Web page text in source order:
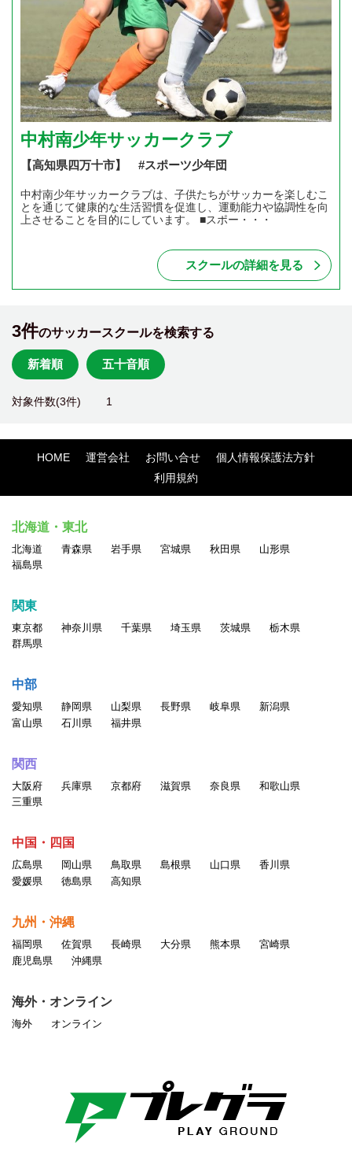
中村南少年サッカークラブ
【高知県四万十市】 #スポーツ少年団
中村南少年サッカークラブは、子供たちがサッカーを楽しむこ
とを通じて健康的な生活習慣を促進し、運動能力や協調性を向
上させることを目的にしています。 ■スポー・・・
スクールの詳細を見る
3件のサッカースクールを検索する
新着順 五十音順
対象件数(3件) 1
HOME 運営会社 お問い合せ
個人情報保護法方針
利用規約
北海道・東北
北海道 青森県 岩手県 宮城県 秋田県
山形県
福島県
関東
東京都 神奈川県 千葉県 埼玉県 茨城県
栃木県
群馬県
中部
愛知県 静岡県 山梨県 長野県 岐阜県
新潟県
富山県
石川県 福井県
関西
大阪府 兵庫県 京都府 滋賀県 奈良県
和歌山県
三重県
中国・四国
広島県 岡山県 鳥取県 島根県 山口県
香川県
愛媛県
徳島県 高知県
九州・沖縄
福岡県 佐賀県 長崎県 大分県 熊本県
宮崎県
鹿児島県
沖縄県
海外・オンライン
海外 オンライン